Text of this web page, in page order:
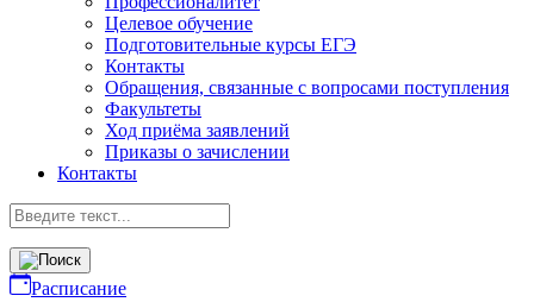
Целевое обучение
Подготовительные курсы ЕГЭ
Контакты
Обращения, связанные с вопросами поступления
Факультеты
Ход приёма заявлений
Приказы о зачислении
Контакты
Расписание